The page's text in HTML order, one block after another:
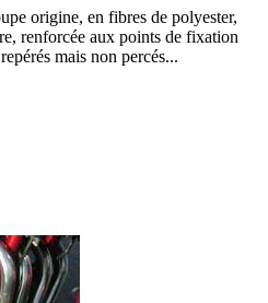
origine, en fibres de polyester,
renforcée aux points de fixation
mais non percés...